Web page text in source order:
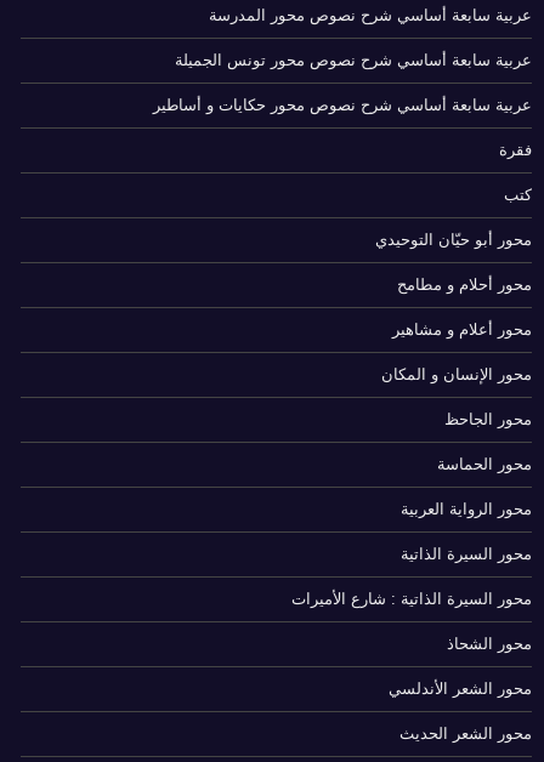
عربية سابعة أساسي شرح نصوص محور المدرسة
عربية سابعة أساسي شرح نصوص محور تونس الجميلة
عربية سابعة أساسي شرح نصوص محور حكايات و أساطير
فقرة
كتب
محور أبو حيّان التوحيدي
محور أحلام و مطامح
محور أعلام و مشاهير
محور الإنسان و المكان
محور الجاحظ
محور الحماسة
محور الرواية العربية
محور السيرة الذاتية
محور السيرة الذاتية : شارع الأميرات
محور الشحاذ
محور الشعر الأندلسي
محور الشعر الحديث